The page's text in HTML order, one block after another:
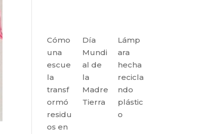
Cómo
una
escue
la
transf
ormó
residu
os en
Día
Mundi
al de
la
Madre
Tierra
Lámp
ara
hecha
recicla
ndo
plástic
o